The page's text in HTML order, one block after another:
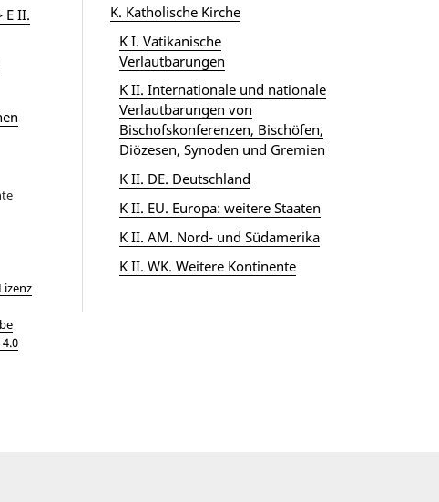
E II.
Lizenz
K. Katholische Kirche
K I. Vatikanische
Verlautbarungen
K II. Internationale und nationale
Verlautbarungen von
Bischofskonferenzen, Bischöfen,
Diözesen, Synoden und Gremien
K II. DE. Deutschland
K II. EU. Europa: weitere Staaten
K II. AM. Nord- und Südamerika
K II. WK. Weitere Kontinente